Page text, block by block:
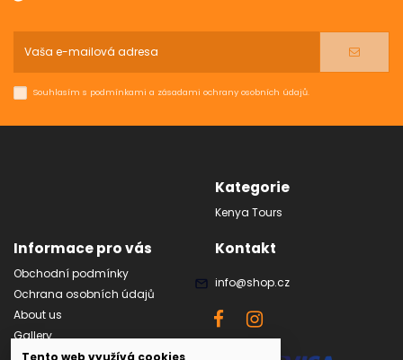
Souhlasím s podmínkami a zásadami ochrany osobních údajů.
Kategorie
Kenya Tours
Informace pro vás
Obchodní podmínky
Ochrana osobních údajů
About us
Gallery
FAQ
Kontakt
info@shop.cz
Tento web využívá cookies